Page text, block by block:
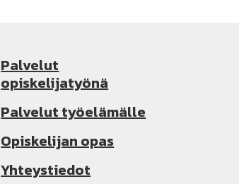
Palvelut
opiskelijatyönä
Palvelut työelämälle
Opiskelijan opas
Yhteystiedot